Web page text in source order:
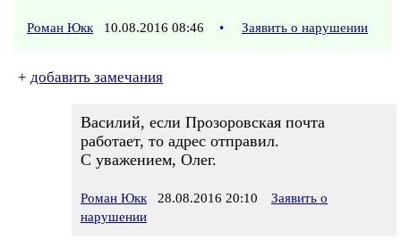
Роман Юкк 10.08.2016 08:46 • Заявить о нарушении
+ добавить замечания
Василий, если Прозоровская почта
работает, то адрес отправил.
С уважением, Олег.
Роман Юкк 28.08.2016 20:10
Заявить о
нарушении